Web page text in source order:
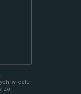
w celu
za